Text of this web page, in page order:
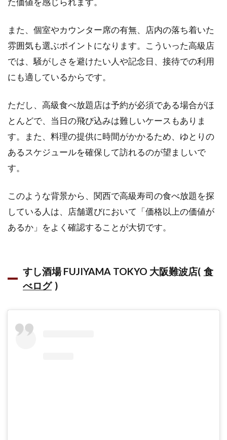
の寿
べ放
題店
2.2.1
さつ 梅
天神店
2.2.2
寿司と
しゃぶ
しゃぶ
2.2.3
すして
つ 心斎
橋店
直営 海
鮮居酒
屋
また、個室やカウンター席の有無、店内の落ち着いた
雰囲気も選ぶポイントになります。こういった高級店
では、騒がしさを避けたい人や記念日、接待での利用
にも適しているからです。
ただし、高級食べ放題店は予約が必須である場合がほ
とんどで、当日の飛び込みは難しいケースもありま
す。また、料理の提供に時間がかかるため、ゆとりの
あるスケジュールを確保して訪れるのが望ましいで
す。
このような背景から、関西で高級寿司の食べ放題を探
している人は、店舗選びにおいて「価格以上の価値が
あるか」をよく確認することが大切です。
すし酒場 FUJIYAMA TOKYO 大阪難波店( 食
べログ )